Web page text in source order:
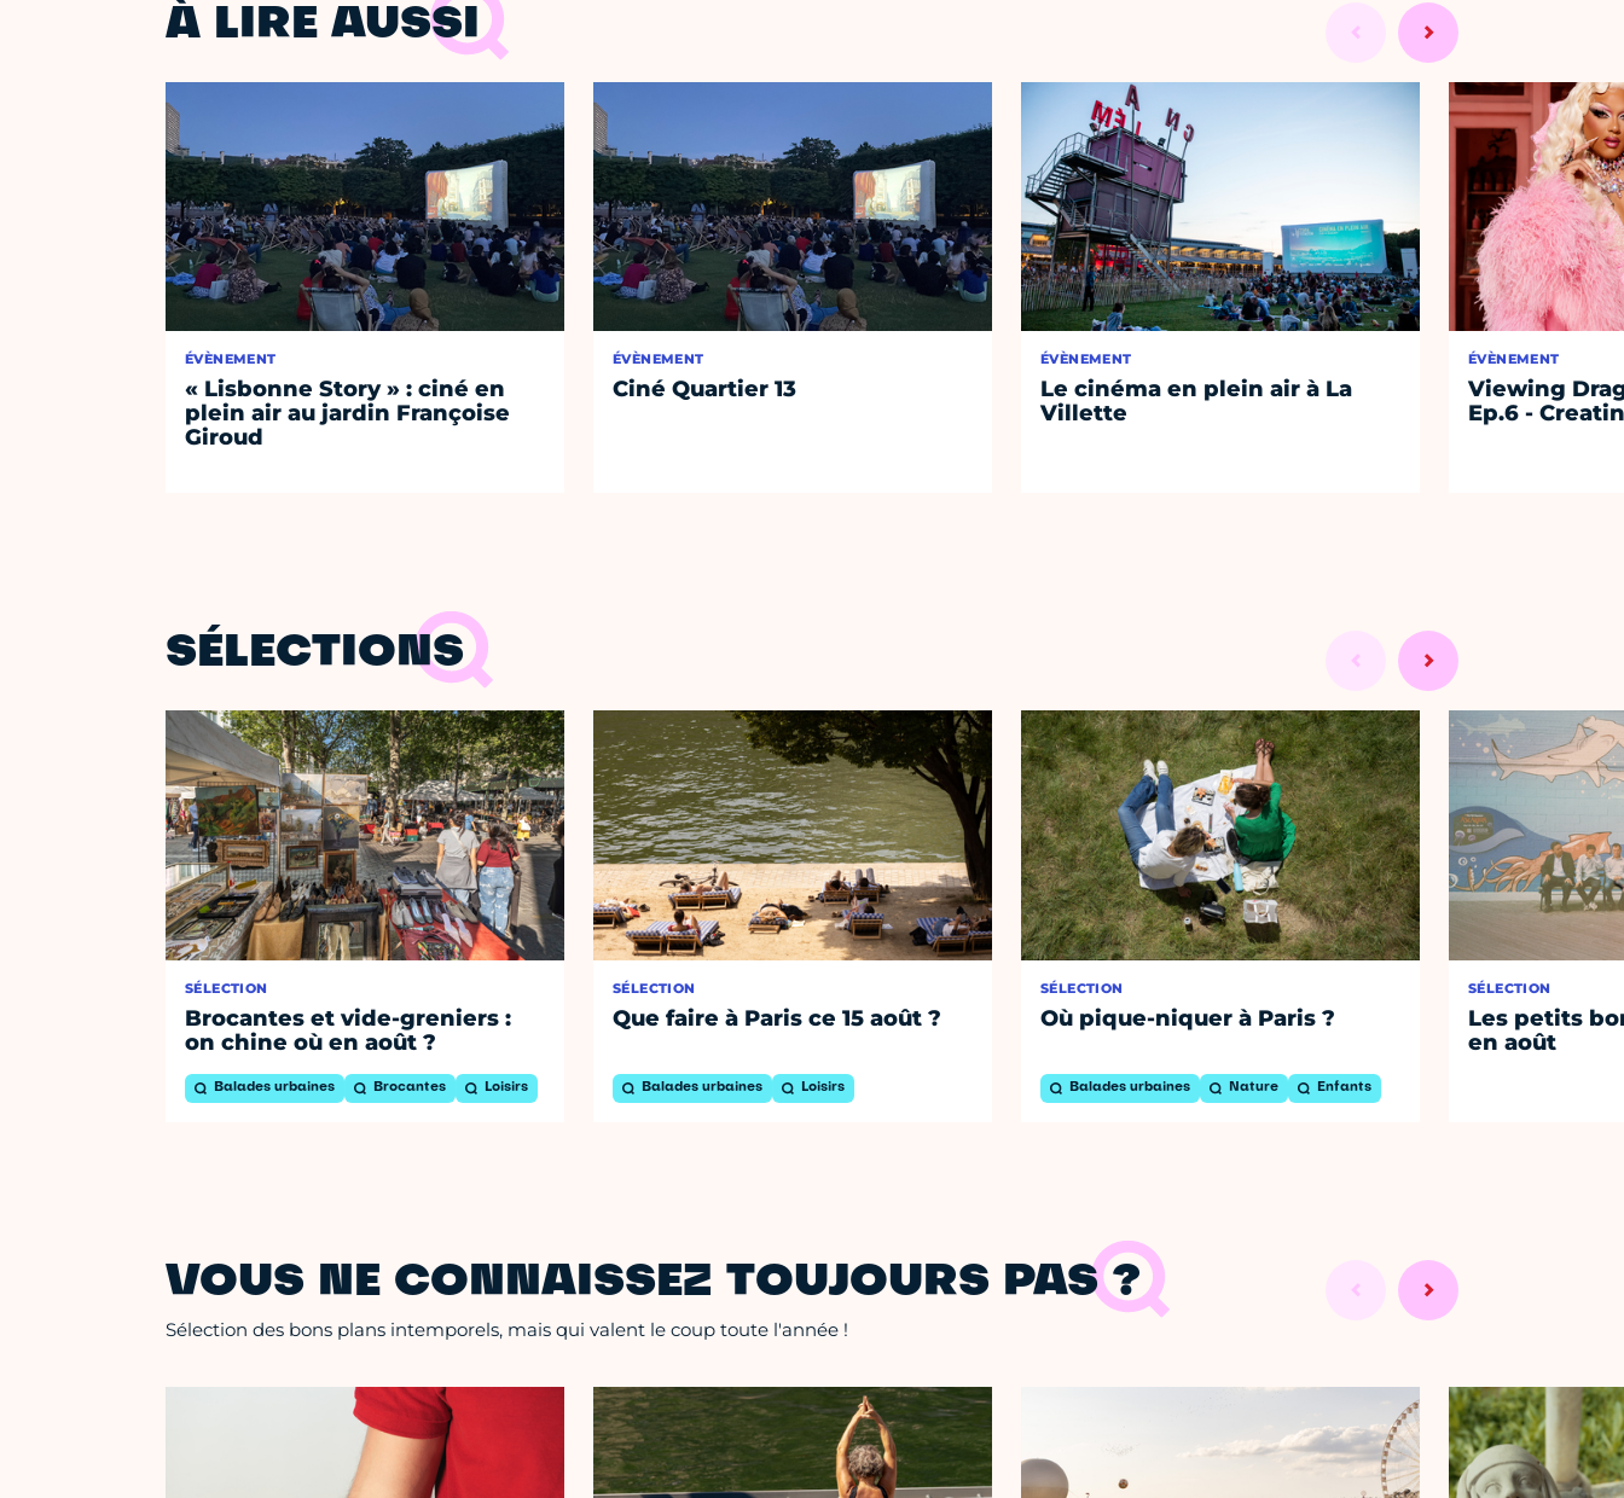
À LIRE AUSSI
ÉVÈNEMENT
« Lisbonne Story » : ciné en
plein air au jardin Françoise
Giroud
ÉVÈNEMENT
Ciné Quartier 13
ÉVÈNEMENT
Le cinéma en plein air à La
Villette
ÉVÈNEMENT
Viewing
Ep.6 -
SÉLECTIONS
SÉLECTION
Brocantes et vide-greniers :
on chine où en août ?
Balades urbaines Brocantes Loisirs
SÉLECTION
Que faire à Paris ce 15 août ?
Balades urbaines Loisirs
SÉLECTION
Où pique-niquer à Paris ?
Balades urbaines Nature Enfants
SÉLECTION
Les petits
en août
VOUS NE CONNAISSEZ TOUJOURS PAS ?
Sélection des bons plans intemporels, mais qui valent le coup toute l'année !